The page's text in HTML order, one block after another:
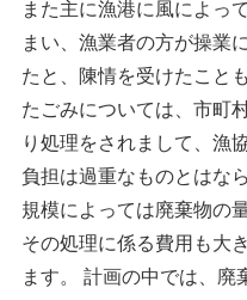
また主に漁港に風によっ
まい、漁業者の方が操業
たと、陳情を受けたこと
たごみについては、市町
り処理をされまして、漁
負担は過重なものとはな
規模によっては廃棄物の
その処理に係る費用も大
ます。 計画の中では、廃